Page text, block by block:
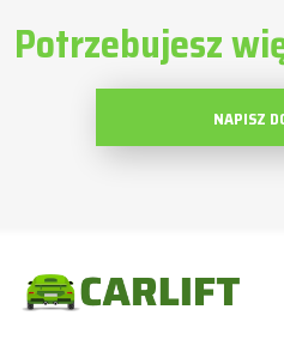
Potrzebujesz
NAPISZ